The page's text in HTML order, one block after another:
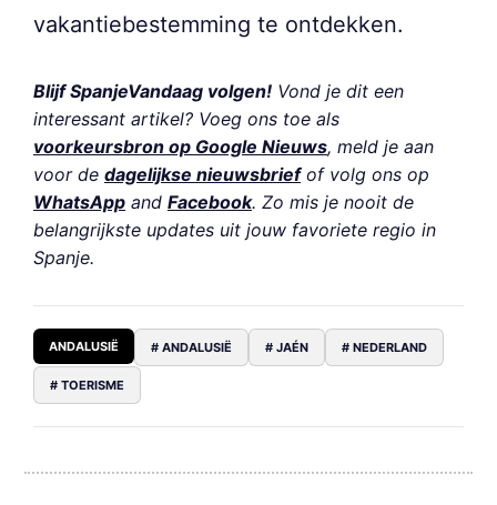
vakantiebestemming te ontdekken.
Blijf SpanjeVandaag volgen! Vond je dit een
interessant artikel? Voeg ons toe als
voorkeursbron op Google Nieuws, meld je aan
voor de dagelijkse nieuwsbriefof volg ons op
WhatsApp and Facebook. Zo mis je nooit de
belangrijkste updates uit jouw favoriete regio in
Spanje.
ANDALUSIË # ANDALUSIË # JAÉN # NEDERLAND
# TOERISME